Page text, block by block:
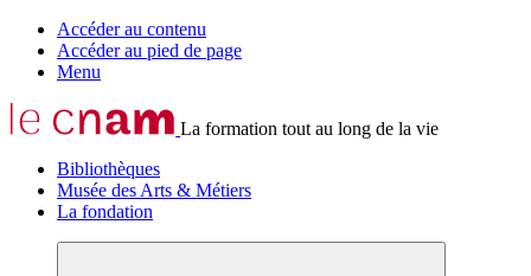
Accéder au contenu
Accéder au pied de page
Menu
La formation tout au long de la vie
Bibliothèques
Musée des Arts & Métiers
La fondation